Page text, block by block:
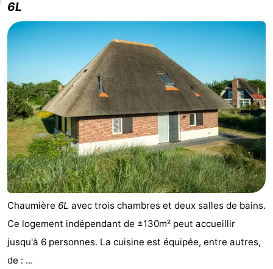
6L
Chaumière 6L avec trois chambres et deux salles de bains.
Ce logement indépendant de ±130m² peut accueillir
jusqu'à 6 personnes. La cuisine est équipée, entre autres,
de : ...